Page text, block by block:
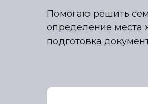
Помогаю решить
определение места
подготовка